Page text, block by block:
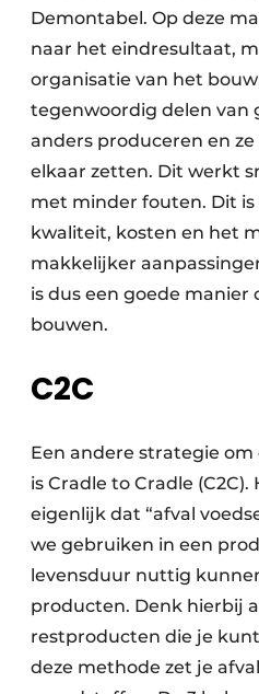
Demontabel. Op deze
naar het eindresultaat,
organisatie van het
tegenwoordig delen van
anders produceren en
elkaar zetten. Dit werkt
met minder fouten. Dit is
kwaliteit, kosten en het
makkelijker
is dus een goede manier
bouwen.
C2C
Een andere strategie
is Cradle to Cradle
eigenlijk dat “afval
we gebruiken in een
levensduur nuttig
producten. Denk hierbij
restproducten die je
deze methode zet je